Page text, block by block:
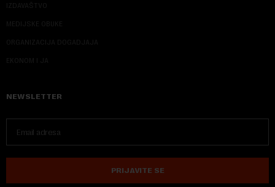
IZDAVAŠTVO
MEDIJSKE OBUKE
ORGANIZACIJA DOGADJAJA
EKONOM I JA
NEWSLETTER
PRIJAVITE SE